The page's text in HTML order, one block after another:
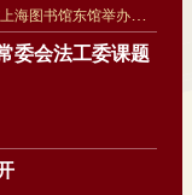
海图书馆东馆举办。
何勤华工作室、浦东
、浦东新区教育局、
虞潇浩出席活动并致
我校何勤华教授作“东
要创新实践。活动紧
委会法工委课题
委会法工委委托课
果的系统性与法律修